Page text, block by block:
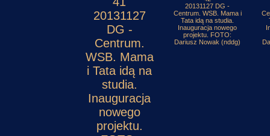
20131127
DG -
Centrum.
WSB. Mama
i Tata idą na
studia.
Inauguracja
nowego
projektu.
20131127 DG -
Centrum. WSB. Mama i
Tata idą na studia.
Inauguracja nowego
projektu. FOTO:
Dariusz Nowak (nddg)